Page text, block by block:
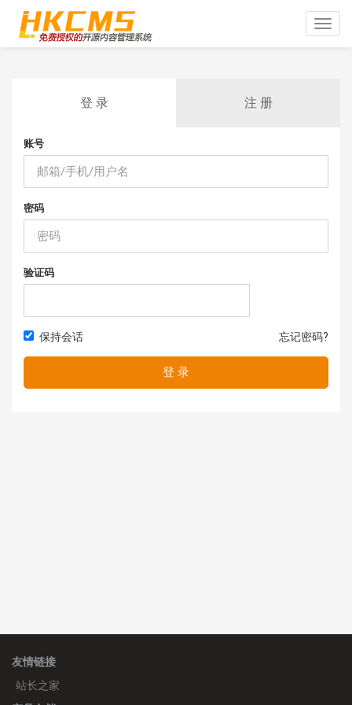
Toggle
登 录 注 册
账号
密码
验证码
保持会话 忘记密码?
登 录
友情链接
站长之家